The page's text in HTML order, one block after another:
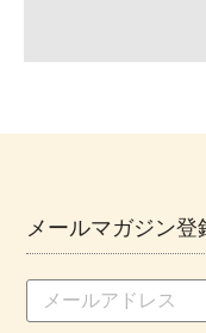
メールマガジン登